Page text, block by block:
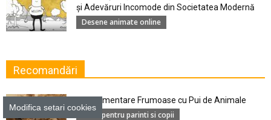
şi Adevăruri Incomode din Societatea Modernă
Desene animate online
Recomandări
5 Documentare Frumoase cu Pui de Animale
Filme pentru parinti si copii
Modifica setari cookies